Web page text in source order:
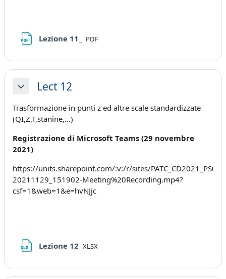
Lezione 11_ File
PDF
MinimizzaLect 12
Trasformazione in punti z ed altre scale standardizzate
(QI,Z,T,stanine,...)
Registrazione di Microsoft Teams (29 novembre
2021)
https://units.sharepoint.com/:v:/r/sites/
20211129_151902-Meeting%20Recording.mp4?
csf=1&web=1&e=hvNJjc
Lezione 12 File
XLSX